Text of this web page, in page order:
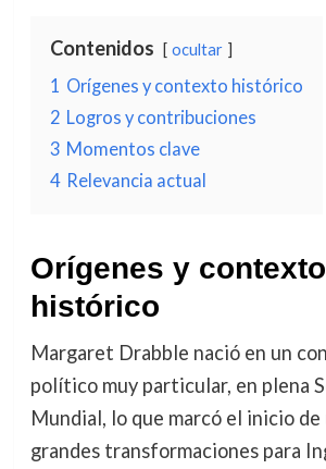
Contenidos ocultar
1 Orígenes y contexto histórico
2 Logros y contribuciones
3 Momentos clave
4 Relevancia actual
Orígenes y contexto
histórico
Margaret Drabble nació en un
político muy particular, en plena
Mundial, lo que marcó el inicio de
grandes transformaciones para